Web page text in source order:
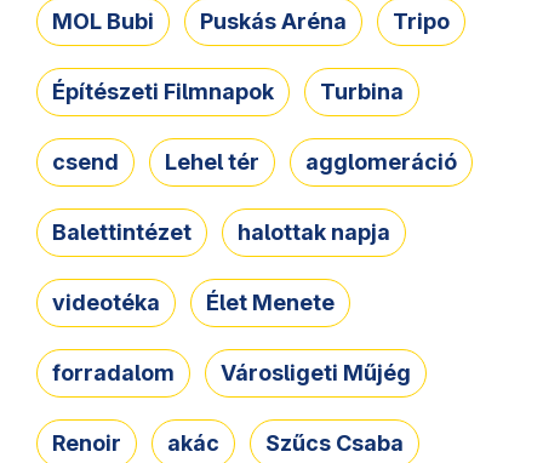
MOL Bubi Puskás Aréna Tripo
Építészeti Filmnapok Turbina
csend Lehel tér agglomeráció
Balettintézet halottak napja
videotéka Élet Menete
forradalom Városligeti Műjég
Renoir akác Szűcs Csaba